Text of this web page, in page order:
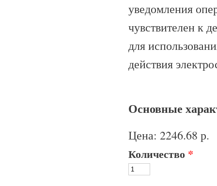
уведомления
чувствителен к
для
действия
Основные
Цена: 2246.68 р.
Количество *